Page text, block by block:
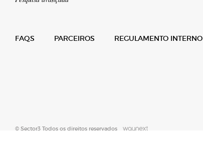
FAQS PARCEIROS REGULAMENTO INTERNO
© Sector3 Todos os direitos reservados